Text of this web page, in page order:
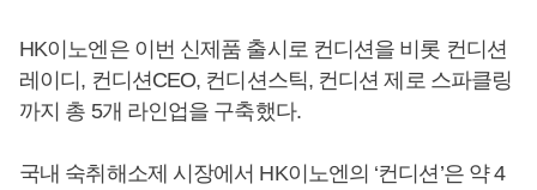
HK이노엔은 이번 신제품 출시로 컨디션을 비롯 컨디션
레이디, 컨디션CEO, 컨디션스틱, 컨디션 제로 스파클링
까지 총 5개 라인업을 구축했다.
국내 숙취해소제 시장에서 HK이노엔의 ‘컨디션’은 약 4